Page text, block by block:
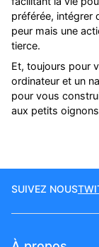
préférée, intégrer
peur mais une
tierce.
Et, toujours pour
ordinateur et un
pour vous
aux petits
SUIVEZ NOUS